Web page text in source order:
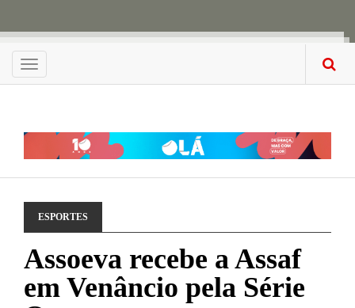
Menu
ESPORTES
Assoeva recebe a Assaf
em Venâncio pela Série